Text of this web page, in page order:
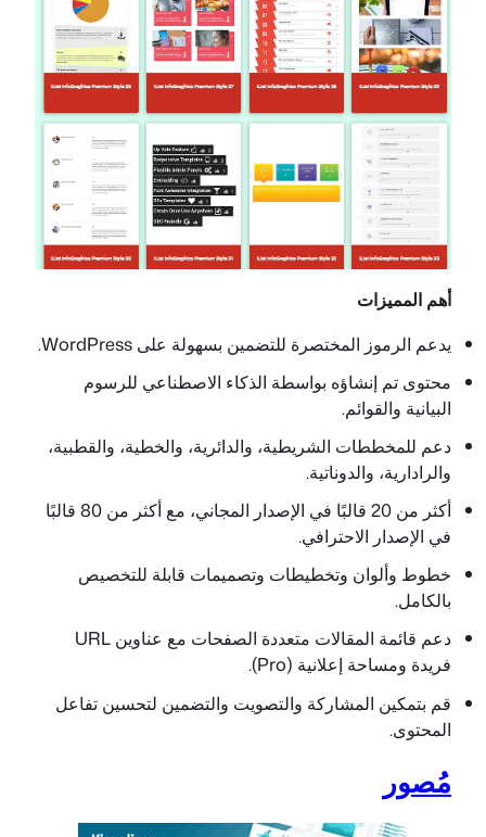
أهم المميزات
يدعم الرموز المختصرة للتضمين بسهولة على WordPress.
محتوى تم إنشاؤه بواسطة الذكاء الاصطناعي للرسوم
البيانية والقوائم.
دعم للمخططات الشريطية، والدائرية، والخطية، والقطبية،
والرادارية، والدوناتية.
أكثر من 20 قالبًا في الإصدار المجاني، مع أكثر من 80 قالبًا
في الإصدار الاحترافي.
خطوط وألوان وتخطيطات وتصميمات قابلة للتخصيص
بالكامل.
دعم قائمة المقالات متعددة الصفحات مع عناوين URL
فريدة ومساحة إعلانية (Pro).
قم بتمكين المشاركة والتصويت والتضمين لتحسين تفاعل
المحتوى.
مُصور